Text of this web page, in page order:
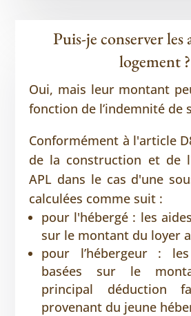
Puis-je conserver les
logement ?
Oui, mais leur montant
fonction de l’indemnité de
Conformément à l'article
de la construction et de
APL dans le cas d'une
calculées comme suit :
pour l'hébergé : les
sur le montant du loyer
pour l’hébergeur :
basées sur le
principal déduction
provenant du jeune